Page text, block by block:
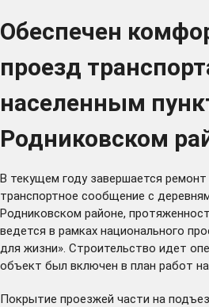
Обеспечен
проезд
населенным
Родниковском
В текущем году завершается
транспортное сообщение с
Родниковском районе,
ведется в рамках национального
для жизни». Строительство идет
объект был включен в план работ на
Покрытие проезжей части на